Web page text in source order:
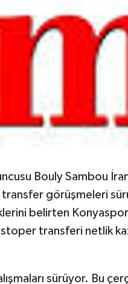
Bouly Sambou
transfer görüşmeleri
belirten Konyaspor
transferi netlik
sürüyor. Bu